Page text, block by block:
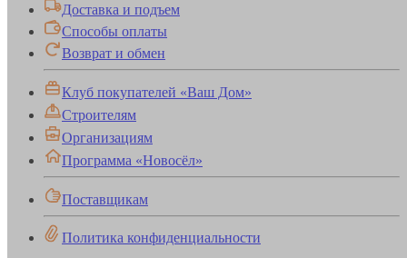
Доставка и подъем
Способы оплаты
Возврат и обмен
Клуб покупателей «Ваш Дом»
Строителям
Организациям
Программа «Новосёл»
Поставщикам
Политика конфиденциальности